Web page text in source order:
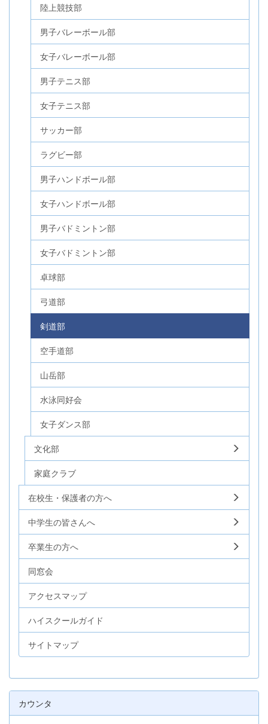
陸上競技部
男子バレーボール部
女子バレーボール部
男子テニス部
女子テニス部
サッカー部
ラグビー部
男子ハンドボール部
女子ハンドボール部
男子バドミントン部
女子バドミントン部
卓球部
弓道部
剣道部
空手道部
山岳部
水泳同好会
女子ダンス部
文化部
家庭クラブ
在校生・保護者の方へ
中学生の皆さんへ
卒業生の方へ
同窓会
アクセスマップ
ハイスクールガイド
サイトマップ
カウンタ